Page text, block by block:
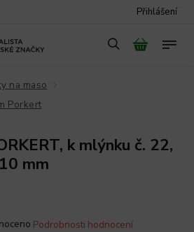
Přihlášení
na maso
Porkert
k mlýnku č. 22,
mm
Podrobnosti hodnocení